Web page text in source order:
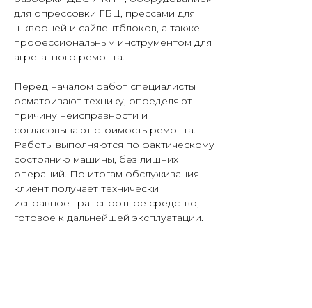
для опрессовки ГБЦ, прессами для
шкворней и сайлентблоков, а также
профессиональным инструментом для
агрегатного ремонта.
Перед началом работ специалисты
осматривают технику, определяют
причину неисправности и
согласовывают стоимость ремонта.
Работы выполняются по фактическому
состоянию машины, без лишних
операций. По итогам обслуживания
клиент получает технически
исправное транспортное средство,
готовое к дальнейшей эксплуатации.